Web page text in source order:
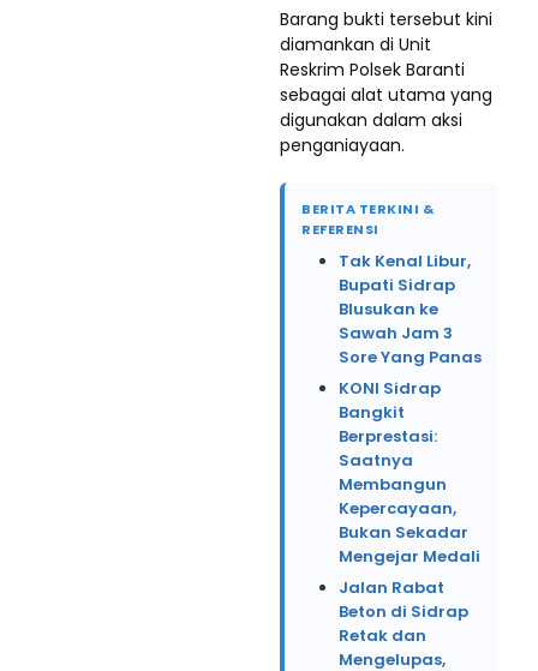
Barang bukti tersebut kini
diamankan di Unit
Reskrim Polsek Baranti
sebagai alat utama yang
digunakan dalam aksi
penganiayaan.
BERITA TERKINI &
REFERENSI
Tak Kenal Libur,
Bupati Sidrap
Blusukan ke
Sawah Jam 3
Sore Yang Panas
KONI Sidrap
Bangkit
Berprestasi:
Saatnya
Membangun
Kepercayaan,
Bukan Sekadar
Mengejar Medali
Jalan Rabat
Beton di Sidrap
Retak dan
Mengelupas,